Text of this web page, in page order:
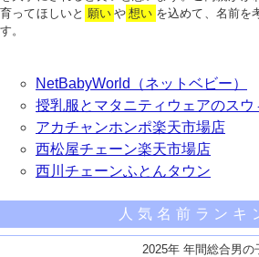
育ってほしいと 願い や 想い を込めて、名前を
す。
NetBabyWorld（ネットベビー）
授乳服とマタニティウェアのスウ
アカチャンホンポ楽天市場店
西松屋チェーン楽天市場店
西川チェーンふとんタウン
人気名前ランキ
2025年 年間総合男の